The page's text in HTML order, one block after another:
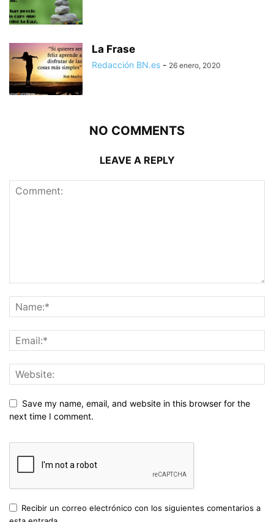
La Frase
Redacción BN.es - 26 enero, 2020
NO COMMENTS
LEAVE A REPLY
Save my name, email, and website in this browser for the
next time I comment.
Recibir un correo electrónico con los siguientes comentarios a